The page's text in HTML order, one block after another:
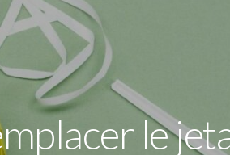
le